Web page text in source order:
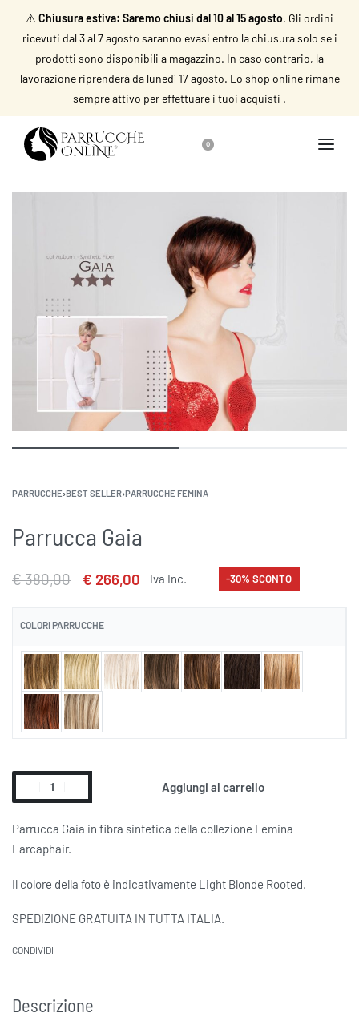
⚠️ Chiusura estiva: Saremo chiusi dal 10 al 15 agosto. Gli ordini
ricevuti dal 3 al 7 agosto saranno evasi entro la chiusura solo se i
prodotti sono disponibili a magazzino. In caso contrario, la
lavorazione riprenderà da lunedì 17 agosto. Lo shop online rimane
sempre attivo per effettuare i tuoi acquisti .
0
PARRUCCHE›BEST SELLER›PARRUCCHE FEMINA
Parrucca Gaia
€380,00 € 266,00 Iva Inc. -30% SCONTO
COLORI PARRUCCHE
Aggiungi al carrello
Alternative:
Parrucca Gaia in fibra sintetica della collezione Femina
Farcaphair.
Il colore della foto è indicativamente Light Blonde Rooted.
SPEDIZIONE GRATUITA IN TUTTA ITALIA.
CONDIVIDI
Descrizione